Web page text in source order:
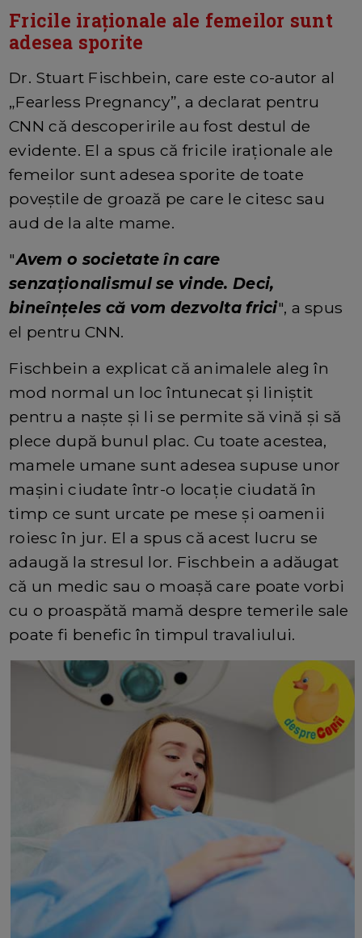
Fricile iraționale ale femeilor sunt
adesea sporite
Dr. Stuart Fischbein, care este co-autor al
„Fearless Pregnancy”, a declarat pentru
CNN că descoperirile au fost destul de
evidente. El a spus că fricile iraționale ale
femeilor sunt adesea sporite de toate
poveștile de groază pe care le citesc sau
aud de la alte mame.
"Avem o societate în care
senzaționalismul se vinde. Deci,
bineînțeles că vom dezvolta frici", a spus
el pentru CNN.
Fischbein a explicat că animalele aleg în
mod normal un loc întunecat și liniștit
pentru a naște și li se permite să vină și să
plece după bunul plac. Cu toate acestea,
mamele umane sunt adesea supuse unor
mașini ciudate într-o locație ciudată în
timp ce sunt urcate pe mese și oamenii
roiesc în jur. El a spus că acest lucru se
adaugă la stresul lor. Fischbein a adăugat
că un medic sau o moașă care poate vorbi
cu o proaspătă mamă despre temerile sale
poate fi benefic în timpul travaliului.